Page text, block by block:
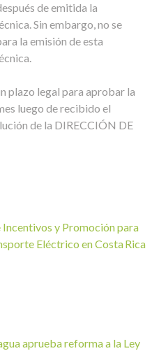
de emitida la
Sin embargo, no se
la emisión de esta
plazo legal para aprobar la
luego de recibido el
de la DIRECCIÓN DE
Incentivos y Promoción para
Eléctrico en Costa Rica
aprueba reforma a la Ley